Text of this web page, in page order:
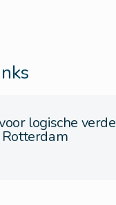
logische